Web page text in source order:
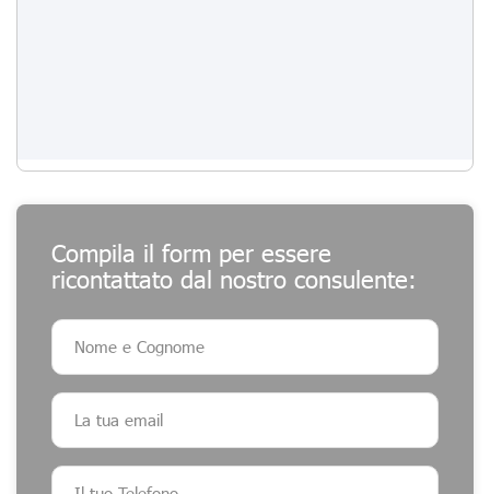
Compila il form per essere
ricontattato dal nostro consulente: